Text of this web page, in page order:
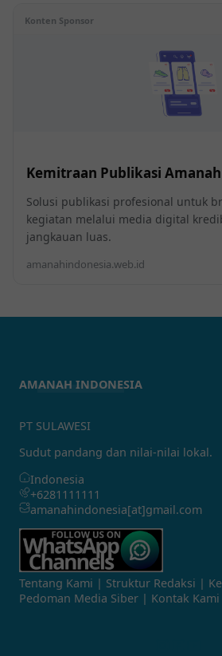
Konten Sponsor
Kemitraan Publikasi
Solusi publikasi profesional untuk
kegiatan melalui media digital
jangkauan luas.
amanahindonesia.web.id
AMANAH INDONESIA
PT SULAWESI
Sudut pandang dan nilai-nilai lokal.
Indonesia
+6281111111
amanahindonesia[at]gmail.com
Tentang Kami | Struktur Redaksi |
Pedoman Media Siber | Kontak Kami